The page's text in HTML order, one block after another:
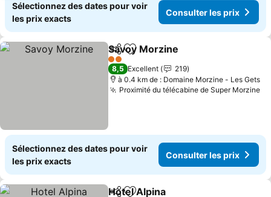
Sélectionnez des dates pour voir
les prix exacts
Consulter les prix
PartagerAjouter à mes favoris
Savoy Morzine
2 Étoiles
8,5 Excellent
219
à 0.4 km de : Domaine Morzine - Les Gets
Proximité du télécabine de Super Morzine
Sélectionnez des dates pour voir
les prix exacts
Consulter les prix
Hotel Alpina